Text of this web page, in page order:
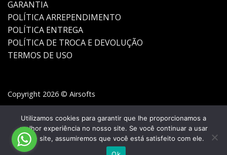
GARANTIA
POLÍTICA ARREPENDIMENTO
POLÍTICA ENTREGA
POLÍTICA DE TROCA E DEVOLUÇÃO
TERMOS DE USO
Copyright 2026 © Airsofts
Utilizamos cookies para garantir que lhe proporcionamos a
melhor experiência no nosso site. Se você continuar a usar
este site, assumiremos que você está satisfeito com ele.